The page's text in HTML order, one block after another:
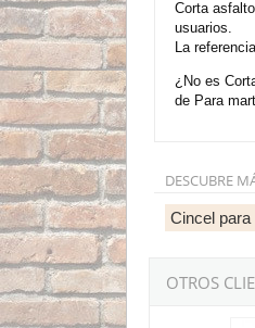
Corta
usuarios.
La
¿No es
de Para
DESCUBRE
Cincel
OTROS